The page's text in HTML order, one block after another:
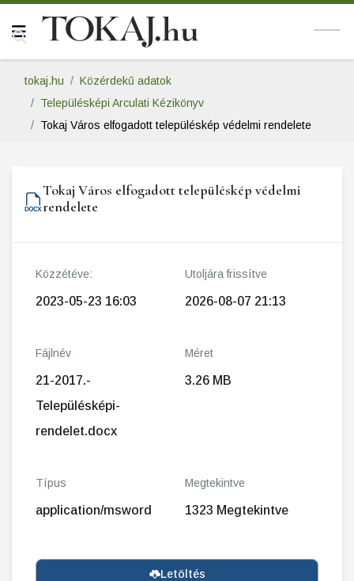
tokaj.hu
Közérdekű adatok
Településképi Arculati Kézikönyv
Tokaj Város elfogadott településkép védelmi rendelete
Tokaj Város elfogadott településkép védelmi
rendelete
Közzétéve:
2023-05-23 16:03
Utoljára frissítve
2026-08-07 21:13
Fájlnév
21-2017.-
Településképi-
rendelet.docx
Méret
3.26 MB
Típus
application/msword
Megtekintve
1323 Megtekintve
Letöltés